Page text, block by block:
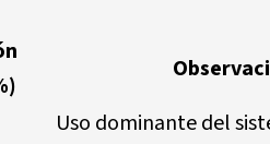
Uso dominante del